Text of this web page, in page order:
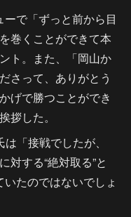
で「ずっと前から目
巻くことができて本
ト。また、「岡山か
さって、ありがとう
げで勝つことができ
拶した。
「接戦でしたが、
対する“絶対取る”と
たのではないでしょ